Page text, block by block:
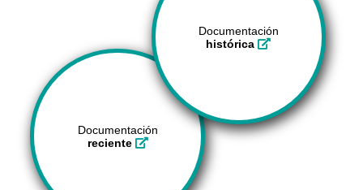
Documentación
histórica
Documentación
reciente